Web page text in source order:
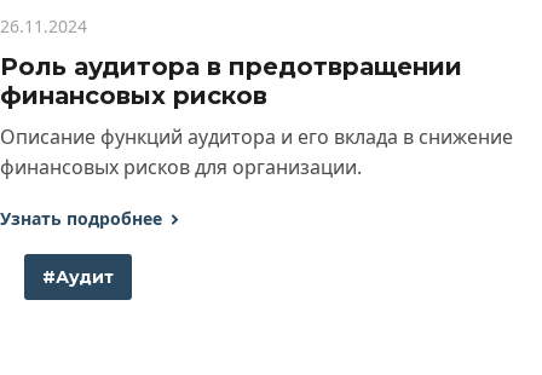
26.11.2024
Роль аудитора в предотвращении
финансовых рисков
Описание функций аудитора и его вклада в снижение
финансовых рисков для организации.
Узнать подробнее
#Аудит